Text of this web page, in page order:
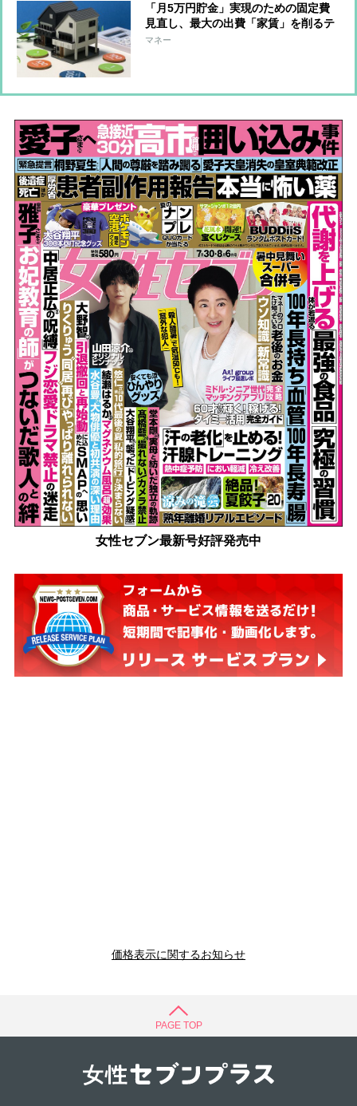
「月5万円貯金」実現のための固定費
見直し、最大の出費「家賃」を削るテ
クニック エアコン節電のカギは窓と
マネー
女性セブン最新号好評発売中
価格表示に関するお知らせ
PAGE TOP